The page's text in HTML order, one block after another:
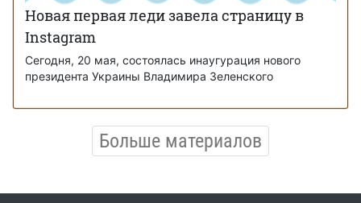
Новая первая леди завела страницу в
Instagram
Сегодня, 20 мая, состоялась инаугурация нового
президента Украины Владимира Зеленского
Больше материалов